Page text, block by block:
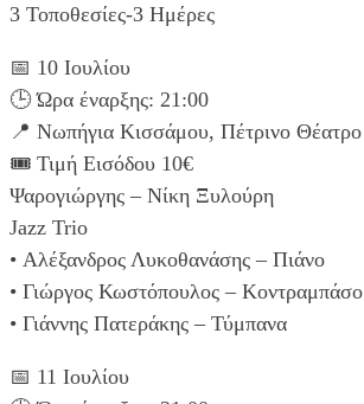
3 Τοποθεσίες-3 Ημέρες
📅 10 Ιουλίου
🕒 Ώρα έναρξης: 21:00
📍 Νωπήγια Κισσάμου, Πέτρινο Θέατρο
🎟️ Τιμή Εισόδου 10€
Ψαρογιώργης – Νίκη Ξυλούρη
Jazz Trio
• Αλέξανδρος Λυκοθανάσης – Πιάνο
• Γιώργος Κωστόπουλος – Κοντραμπάσο
• Γιάννης Πατεράκης – Τύμπανα
📅 11 Ιουλίου